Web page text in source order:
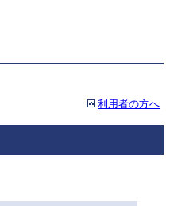
利用者の方へ